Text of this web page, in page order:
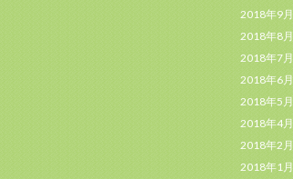
2018年9月
2018年8月
2018年7月
2018年6月
2018年5月
2018年4月
2018年2月
2018年1月